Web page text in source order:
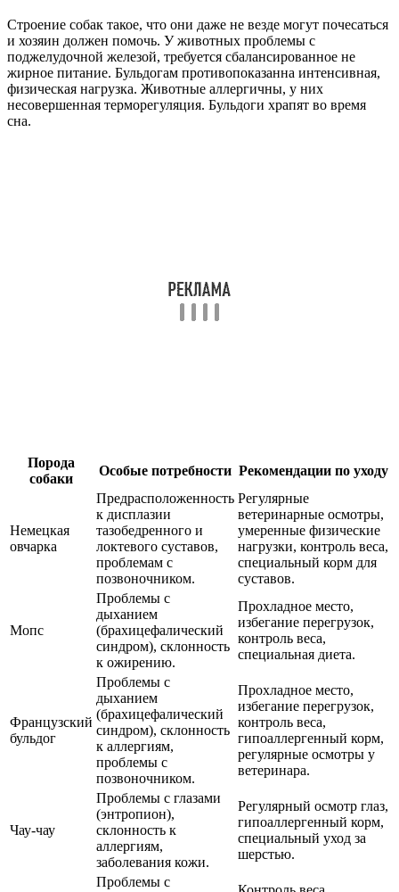
Строение собак такое, что они даже не везде могут почесаться
и хозяин должен помочь. У животных проблемы с
поджелудочной железой, требуется сбалансированное не
жирное питание. Бульдогам противопоказанна интенсивная,
физическая нагрузка. Животные аллергичны, у них
несовершенная терморегуляция. Бульдоги храпят во время
сна.
Порода
собаки
Особые потребности Рекомендации по уходу
Немецкая
овчарка
Предрасположенность
к дисплазии
тазобедренного и
локтевого суставов,
проблемам с
позвоночником.
Регулярные
ветеринарные осмотры,
умеренные физические
нагрузки, контроль веса,
специальный корм для
суставов.
Мопс
Проблемы с
дыханием
(брахицефалический
синдром), склонность
к ожирению.
Прохладное место,
избегание перегрузок,
контроль веса,
специальная диета.
Французский
бульдог
Проблемы с
дыханием
(брахицефалический
синдром), склонность
к аллергиям,
проблемы с
позвоночником.
Прохладное место,
избегание перегрузок,
контроль веса,
гипоаллергенный корм,
регулярные осмотры у
ветеринара.
Чау-чау
Проблемы с глазами
(энтропион),
склонность к
аллергиям,
заболевания кожи.
Регулярный осмотр глаз,
гипоаллергенный корм,
специальный уход за
шерстью.
Проблемы с